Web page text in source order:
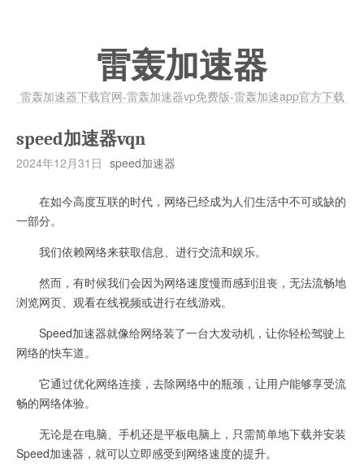
雷轰加速器
雷轰加速器下载官网-雷轰加速器vp免费版-雷轰加速app官方下载
speed加速器vqn
2024年12月31日 speed加速器
在如今高度互联的时代，网络已经成为人们生活中不可或缺的
一部分。
我们依赖网络来获取信息、进行交流和娱乐。
然而，有时候我们会因为网络速度慢而感到沮丧，无法流畅地
浏览网页、观看在线视频或进行在线游戏。
Speed加速器就像给网络装了一台大发动机，让你轻松驾驶上
网络的快车道。
它通过优化网络连接，去除网络中的瓶颈，让用户能够享受流
畅的网络体验。
无论是在电脑、手机还是平板电脑上，只需简单地下载并安装
Speed加速器，就可以立即感受到网络速度的提升。